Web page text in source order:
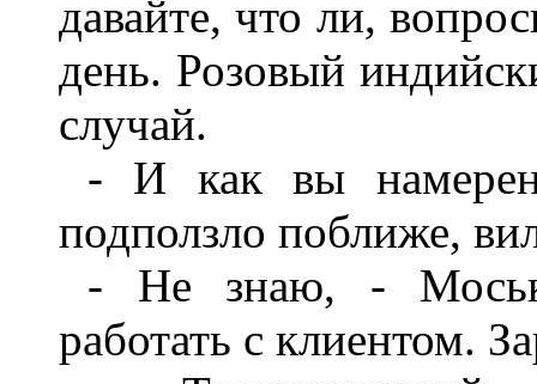
давайте, что ли,
день. Розовый
случай.
- И как вы
подползло поближе,
- Не знаю, -
работать с клиентом.